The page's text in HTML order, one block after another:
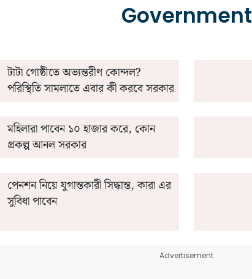
Government
টাটা গোষ্ঠীতে অভ্যন্তরীণ কোন্দল?
পরিস্থিতি সামলাতে এবার কী করবে সরকার
মহিলারা পাবেন ১০ হাজার করে, কোন
প্রকল্প আনল সরকার
পেনশন নিয়ে যুগান্তকারী সিদ্ধান্ত, কারা এর
সুবিধা পাবেন
Advertisement